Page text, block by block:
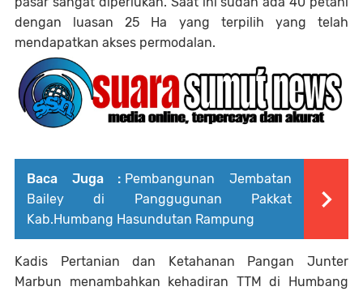
dengan luasan 25 Ha yang terpilih yang telah
mendapatkan akses permodalan.
Baca Juga : Pembangunan Jembatan
Bailey di Panggugunan Pakkat
Kab.Humbang Hasundutan Rampung
Kadis Pertanian dan Ketahanan Pangan Junter
Marbun menambahkan kehadiran TTM di Humbang